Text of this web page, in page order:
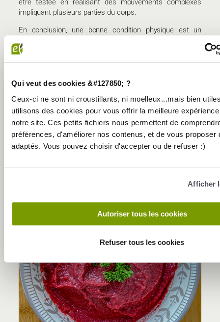
Qui veut des cookies &#127850; ?
Ceux-ci ne sont ni croustillants, ni moelleux...mais bien
utilisons des cookies pour vous offrir la meilleure
notre site. Ces petits fichiers nous permettent de
préférences, d'améliorer nos contenus, et de vous proposer
adaptés. Vous pouvez choisir d'accepter ou de refuser :)
Afficher
Autoriser tous les cookies
Refuser tous les cookies
impliquant plusieurs parties du corps.
En conclusion, une bonne condition physique est un
souplesse, composition corporelle, équilibre et
coordination. En évaluant ces différents critères et en
être sûr de maintenir un niveau de forme optimal pour
temps de vous évaluer et de vous engager dans un mode
de vie sain et actif dès aujourd’hui !